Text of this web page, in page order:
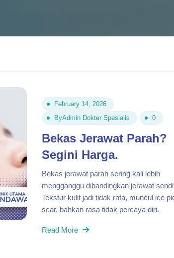
February 14, 2026
ByAdmin Dokter Spesialis 0
Bekas Jerawat Parah?
Segini Harga.
Bekas jerawat parah sering kali lebih
mengganggu dibandingkan jerawat
Tekstur kulit jadi tidak rata, muncul ice
scar, bahkan rasa tidak percaya diri.
Read More